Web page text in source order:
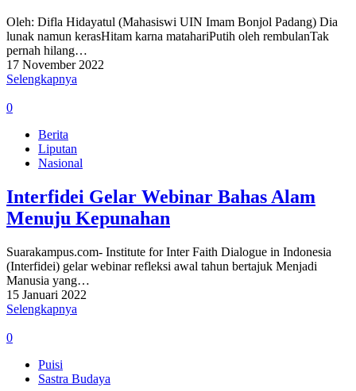
Oleh: Difla Hidayatul (Mahasiswi UIN Imam Bonjol Padang) Dia
lunak namun kerasHitam karna matahariPutih oleh rembulanTak
pernah hilang…
17 November 2022
Selengkapnya
0
Berita
Liputan
Nasional
Interfidei Gelar Webinar Bahas Alam
Menuju Kepunahan
Suarakampus.com- Institute for Inter Faith Dialogue in Indonesia
(Interfidei) gelar webinar refleksi awal tahun bertajuk Menjadi
Manusia yang…
15 Januari 2022
Selengkapnya
0
Puisi
Sastra Budaya